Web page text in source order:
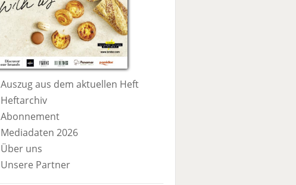
Auszug aus dem aktuellen Heft
Heftarchiv
Abonnement
Mediadaten 2026
Über uns
Unsere Partner